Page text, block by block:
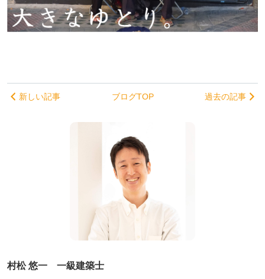
新しい記事 ブログTOP 過去の記事
村松 悠一 一級建築士